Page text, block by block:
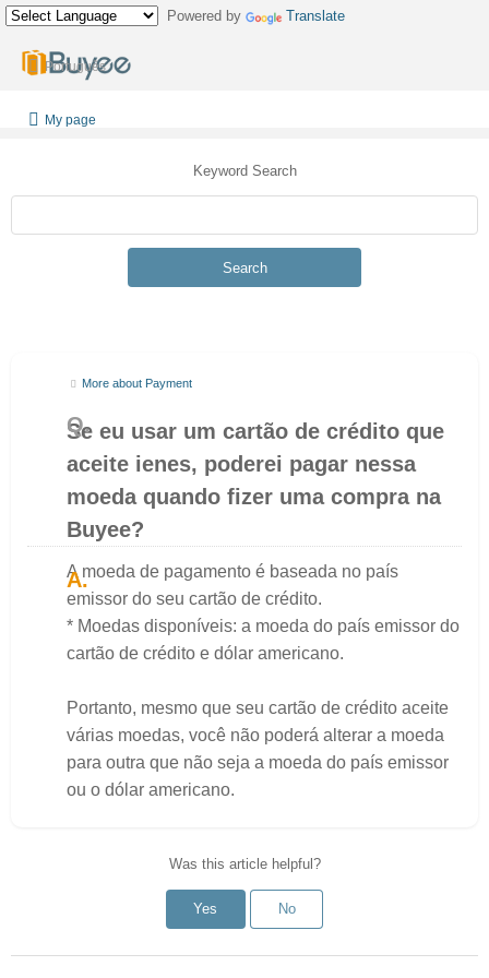
Powered by Translate
Português
My page
Keyword Search
Search
More about Payment
Se eu usar um cartão de crédito que
aceite ienes, poderei pagar nessa
moeda quando fizer uma compra na
Buyee?
A moeda de pagamento é baseada no país
emissor do seu cartão de crédito.
* Moedas disponíveis: a moeda do país emissor do
cartão de crédito e dólar americano.
Portanto, mesmo que seu cartão de crédito aceite
várias moedas, você não poderá alterar a moeda
para outra que não seja a moeda do país emissor
ou o dólar americano.
Was this article helpful?
Yes No